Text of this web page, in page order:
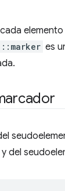
elemento
::marker es
del